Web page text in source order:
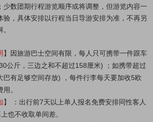
少数团期行程游览顺序或将调整，但游览内容一
验，具体安排以行程当日导游安排为准，不再另
】因旅游巴士空间有限，每人只可携带一件跟车
公斤，三边之和不超过158厘米) ；如携带超过
巴有足够空间存放) ，每件行李每天要加收5欧
。
】 ：出行前7天以上单人报名免费安排同性客人
也不收取单间差。